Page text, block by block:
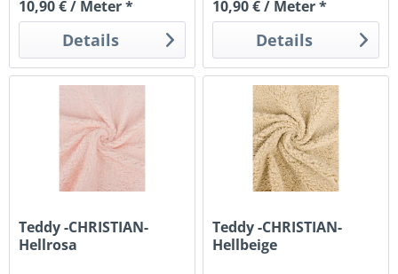
10,90 € / Meter *
Details
10,90 € / Meter *
Details
Teddy -CHRISTIAN-
Hellrosa
Teddy -CHRISTIAN-
Hellbeige